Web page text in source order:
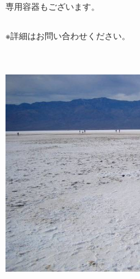
専用容器もございます。
※詳細はお問い合わせください。